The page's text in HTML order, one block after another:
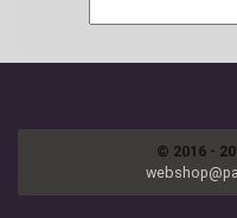
© 2016 -